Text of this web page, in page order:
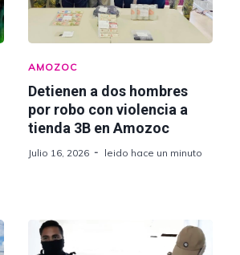
AMOZOC
Detienen a dos hombres
por robo con violencia a
tienda 3B en Amozoc
Julio 16, 2026 leido hace un minuto